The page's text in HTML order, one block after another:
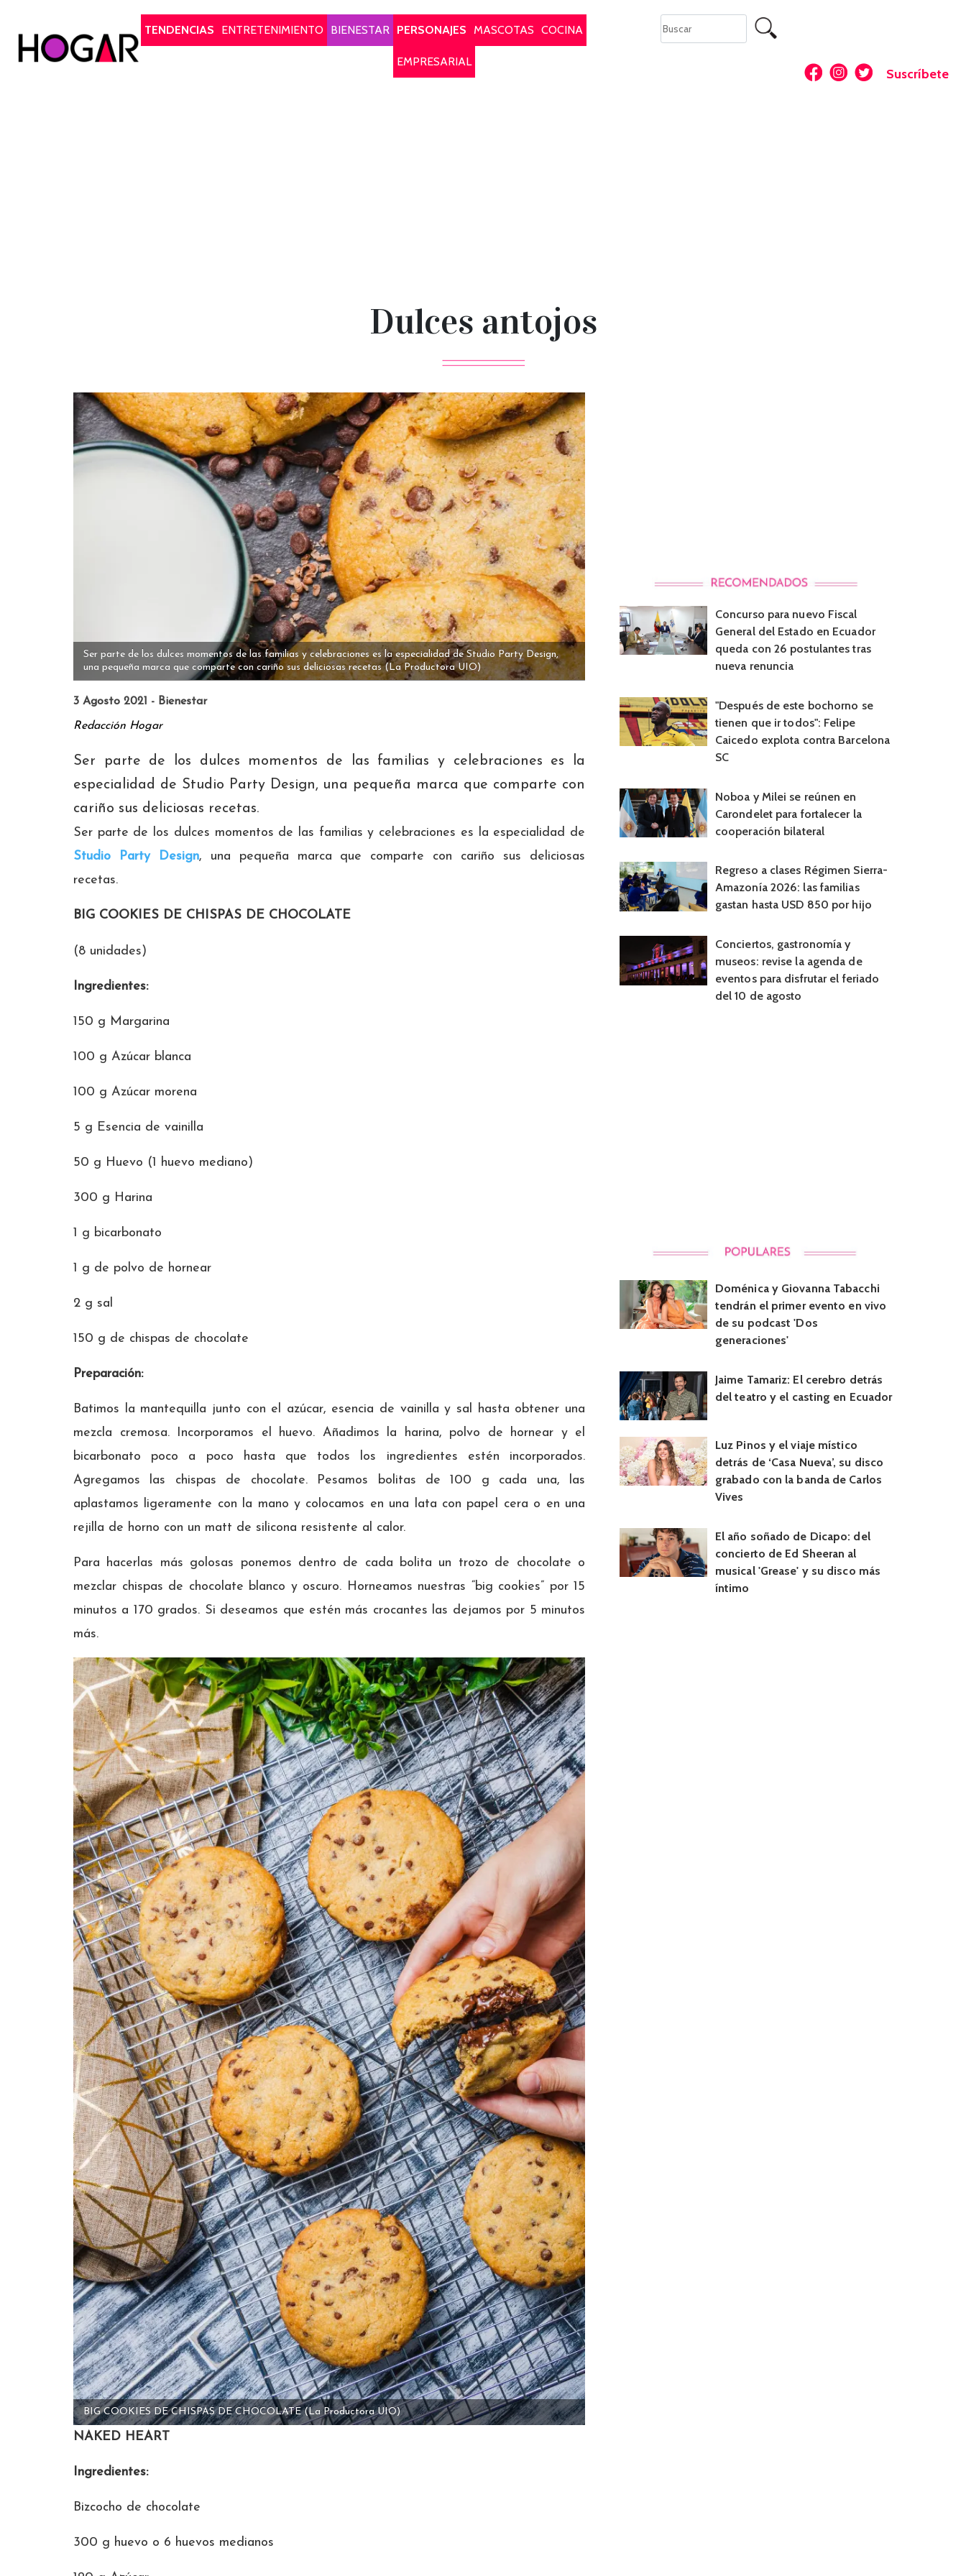
TENDENCIAS
ENTRETENIMIENTO BIENESTAR PERSONAJES MASCOTAS COCINA
EMPRESARIAL
Suscríbete
Dulces antojos
Ser parte de los dulces momentos de las familias y celebraciones es la especialidad de Studio Party Design,
una pequeña marca que comparte con cariño sus deliciosas recetas (La Productora UIO)
3 Agosto 2021 - Bienestar
Redacción Hogar
Ser parte de los dulces momentos de las familias y celebraciones es la
especialidad de Studio Party Design, una pequeña marca que comparte con
cariño sus deliciosas recetas.
Ser parte de los dulces momentos de las familias y celebraciones es la especialidad de
Studio Party Design, una pequeña marca que comparte con cariño sus deliciosas
recetas.
BIG COOKIES DE CHISPAS DE CHOCOLATE
(8 unidades)
Ingredientes:
150 g Margarina
100 g Azúcar blanca
100 g Azúcar morena
5 g Esencia de vainilla
50 g Huevo (1 huevo mediano)
300 g Harina
1 g bicarbonato
1 g de polvo de hornear
2 g sal
150 g de chispas de chocolate
Preparación:
Batimos la mantequilla junto con el azúcar, esencia de vainilla y sal hasta obtener una
mezcla cremosa. Incorporamos el huevo. Añadimos la harina, polvo de hornear y el
bicarbonato poco a poco hasta que todos los ingredientes estén incorporados.
Agregamos las chispas de chocolate. Pesamos bolitas de 100 g cada una, las
aplastamos ligeramente con la mano y colocamos en una lata con papel cera o en una
rejilla de horno con un matt de silicona resistente al calor.
Para hacerlas más golosas ponemos dentro de cada bolita un trozo de chocolate o
mezclar chispas de chocolate blanco y oscuro. Horneamos nuestras “big cookies” por 15
minutos a 170 grados. Si deseamos que estén más crocantes las dejamos por 5 minutos
más.
BIG COOKIES DE CHISPAS DE CHOCOLATE(La Productora UIO)
NAKED HEART
Ingredientes:
Bizcocho de chocolate
300 g huevo o 6 huevos medianos
Concurso para nuevo Fiscal
General del Estado en Ecuador
queda con 26 postulantes tras
nueva renuncia
"Después de este bochorno se
tienen que ir todos": Felipe
Caicedo explota contra Barcelona
SC
Noboa y Milei se reúnen en
Carondelet para fortalecer la
cooperación bilateral
Regreso a clases Régimen Sierra-
Amazonía 2026: las familias
gastan hasta USD 850 por hijo
Conciertos, gastronomía y
museos: revise la agenda de
eventos para disfrutar el feriado
del 10 de agosto
Doménica y Giovanna Tabacchi
tendrán el primer evento en vivo
de su podcast 'Dos
generaciones'
Jaime Tamariz: El cerebro detrás
del teatro y el casting en Ecuador
Luz Pinos y el viaje místico
detrás de ‘Casa Nueva’, su disco
grabado con la banda de Carlos
Vives
El año soñado de Dicapo: del
concierto de Ed Sheeran al
musical 'Grease' y su disco más
íntimo